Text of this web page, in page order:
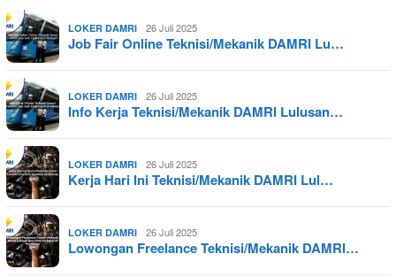
LOKER DAMRI 26 Juli 2025
Job Fair Online Teknisi/Mekanik DAMRI Lu…
LOKER DAMRI 26 Juli 2025
Info Kerja Teknisi/Mekanik DAMRI Lulusan…
LOKER DAMRI 26 Juli 2025
Kerja Hari Ini Teknisi/Mekanik DAMRI Lul…
LOKER DAMRI 26 Juli 2025
Lowongan Freelance Teknisi/Mekanik DAMRI…